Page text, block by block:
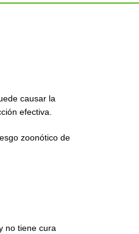
causar la
efectiva.
zoonótico de
no tiene cura